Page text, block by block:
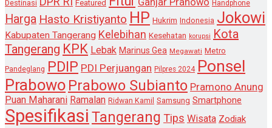
Destinasi Featured Handphone
Harga Hasto Kristiyanto HP Hukrim Indonesia Jokowi
Kabupaten Tangerang Kelebihan Kesehatan korupsi Kota
Tangerang KPK Lebak Marinus Gea Megawati Metro
Pandeglang PDIP PDI Perjuangan Pilpres 2024 Ponsel
Prabowo Prabowo Subianto Pramono Anung
Puan Maharani Ramalan Ridwan Kamil Samsung Smartphone
Spesifikasi Tangerang Tips Wisata Zodiak